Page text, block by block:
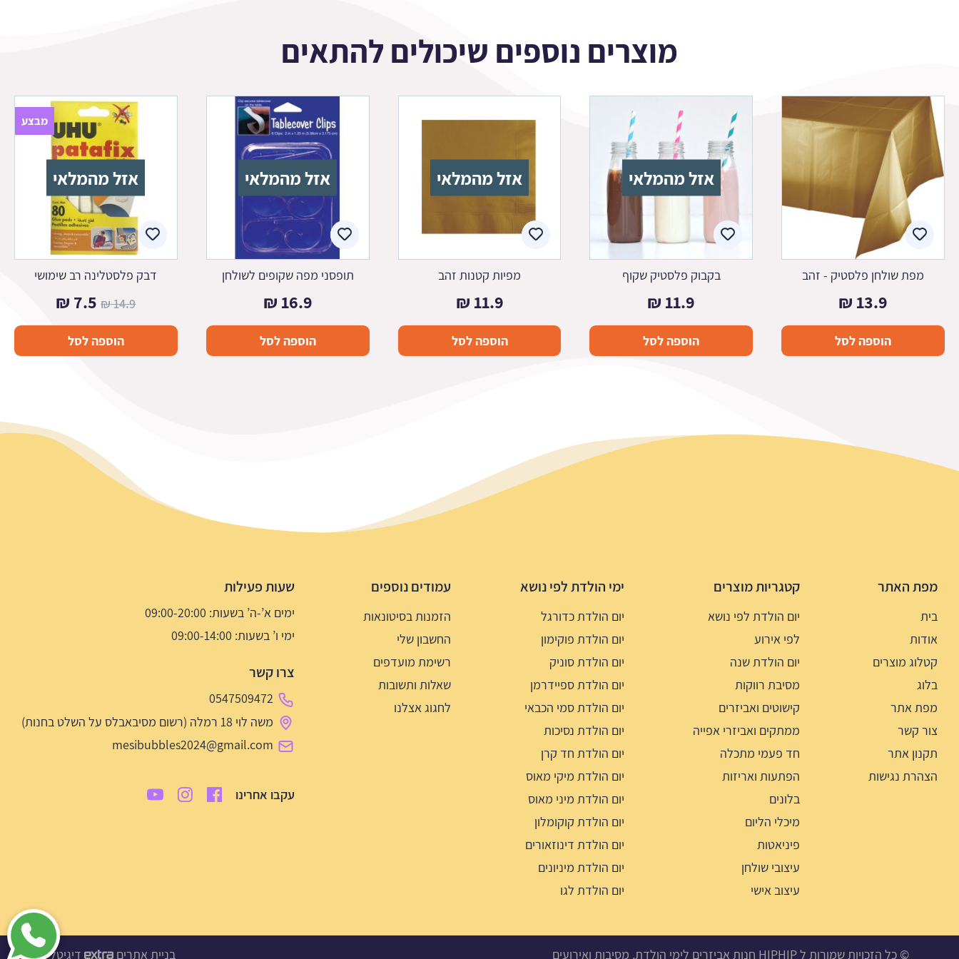
מוצרים נוספים שיכולים להתאים
מפת שולחן פלסטיק - זהב
13.9
₪
הוספה לסל
אזל מהמלאי
בקבוק פלסטיק שקוף
11.9
₪
הוספה לסל
אזל מהמלאי
מפיות קטנות זהב
11.9
₪
הוספה לסל
אזל מהמלאי
תופסני מפה שקופים לשולחן
16.9
₪
הוספה לסל
אזל מהמלאי
מבצע
דבק פלסטלינה רב שימושי
14.9
₪ המחיר
המקורי
היה:
7.5
₪המחיר
הנוכחי
הוספה לסל
מפת האתר
בית
אודות
קטלוג מוצרים
בלוג
מפת אתר
צור קשר
תקנון אתר
הצהרת נגישות
קטגריות מוצרים
יום הולדת לפי נושא
לפי אירוע
יום הולדת שנה
מסיבת רווקות
קישוטים ואביזרים
ממתקים ואביזרי אפייה
חד פעמי מתכלה
הפתעות ואריזות
בלונים
מיכלי הליום
פיניאטות
עיצובי שולחן
עיצוב אישי
ימי הולדת לפי נושא
יום הולדת כדורגל
יום הולדת פוקימון
יום הולדת סוניק
יום הולדת ספיידרמן
יום הולדת סמי הכבאי
יום הולדת נסיכות
יום הולדת חד קרן
יום הולדת מיקי מאוס
יום הולדת מיני מאוס
יום הולדת קוקומלון
יום הולדת דינוזאורים
יום הולדת מיניונים
יום הולדת לגו
עמודים נוספים
הזמנות בסיטונאות
החשבון שלי
רשימת מועדפים
שאלות ותשובות
לחגוג אצלנו
שעות פעילות
ימים א’-ה’ בשעות: 09:00-20:00
ימי ו’ בשעות: 09:00-14:00
צרו קשר
0547509472
משה לוי 18 רמלה (רשום מסיבאבלס על השלט בחנות)
mesibubbles2024@gmail.com
עקבו אחרינו
© כל הזכויות שמורות ל HIPHIP חנות אביזרים לימי הולדת, מסיבות ואירועים בניית אתרים דיגיטל